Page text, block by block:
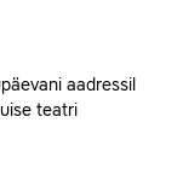
aadressil
teatri